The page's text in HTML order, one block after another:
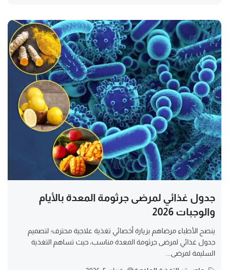
جدول غذائي لمرضى جرثومة المعدة بالأيام
والوجبات 2026
ينصح الأطباء مرضاهم بزيارة أخصائي تغذية علاجية محترف؛ لتصميم
جدول غذائي لمرضى جرثومة المعدة مناسب، حيث تساهم التغذية
السليمة لمرضى...